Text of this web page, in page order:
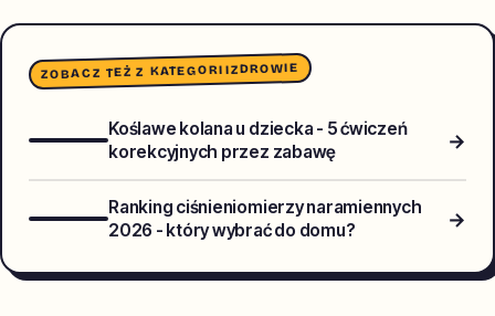
ZOBACZ TEŻ Z KATEGORIIZDROWIE
Koślawe kolana u dziecka - 5 ćwiczeń
korekcyjnych przez zabawę
→
Ranking ciśnieniomierzy naramiennych
2026 - który wybrać do domu?
→